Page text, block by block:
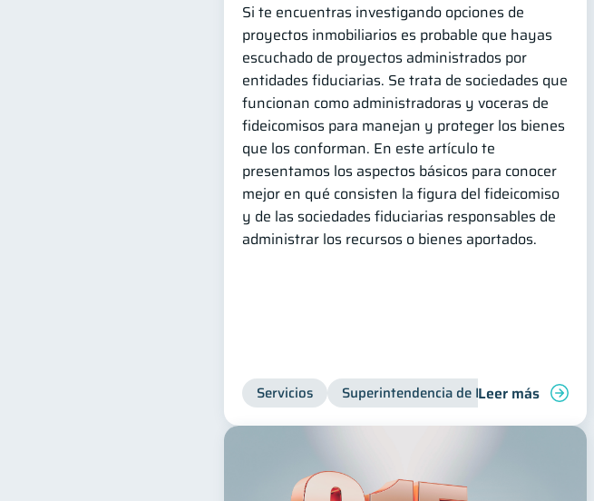
Si te encuentras investigando opciones de
proyectos inmobiliarios es probable que hayas
escuchado de proyectos administrados por
entidades fiduciarias. Se trata de sociedades que
funcionan como administradoras y voceras de
fideicomisos para manejan y proteger los bienes
que los conforman. En este artículo te
presentamos los aspectos básicos para conocer
mejor en qué consisten la figura del fideicomiso
y de las sociedades fiduciarias responsables de
administrar los recursos o bienes aportados.
Servicios Superintendencia de Bancos
Leer más